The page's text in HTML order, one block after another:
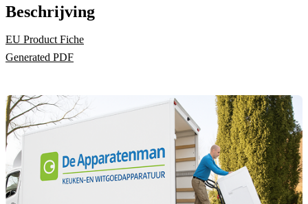
Beschrijving
EU Product Fiche
Generated PDF